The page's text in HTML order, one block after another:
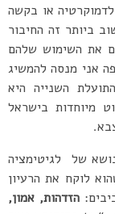
או בקשה
ביותר זה החיבור
את השימוש שלהם
אני מנסה להמשיג
השנייה היא
מיוחדות בישראל
של לגיטימציה
לוקח את הרעיון
הזדהות, אמון,